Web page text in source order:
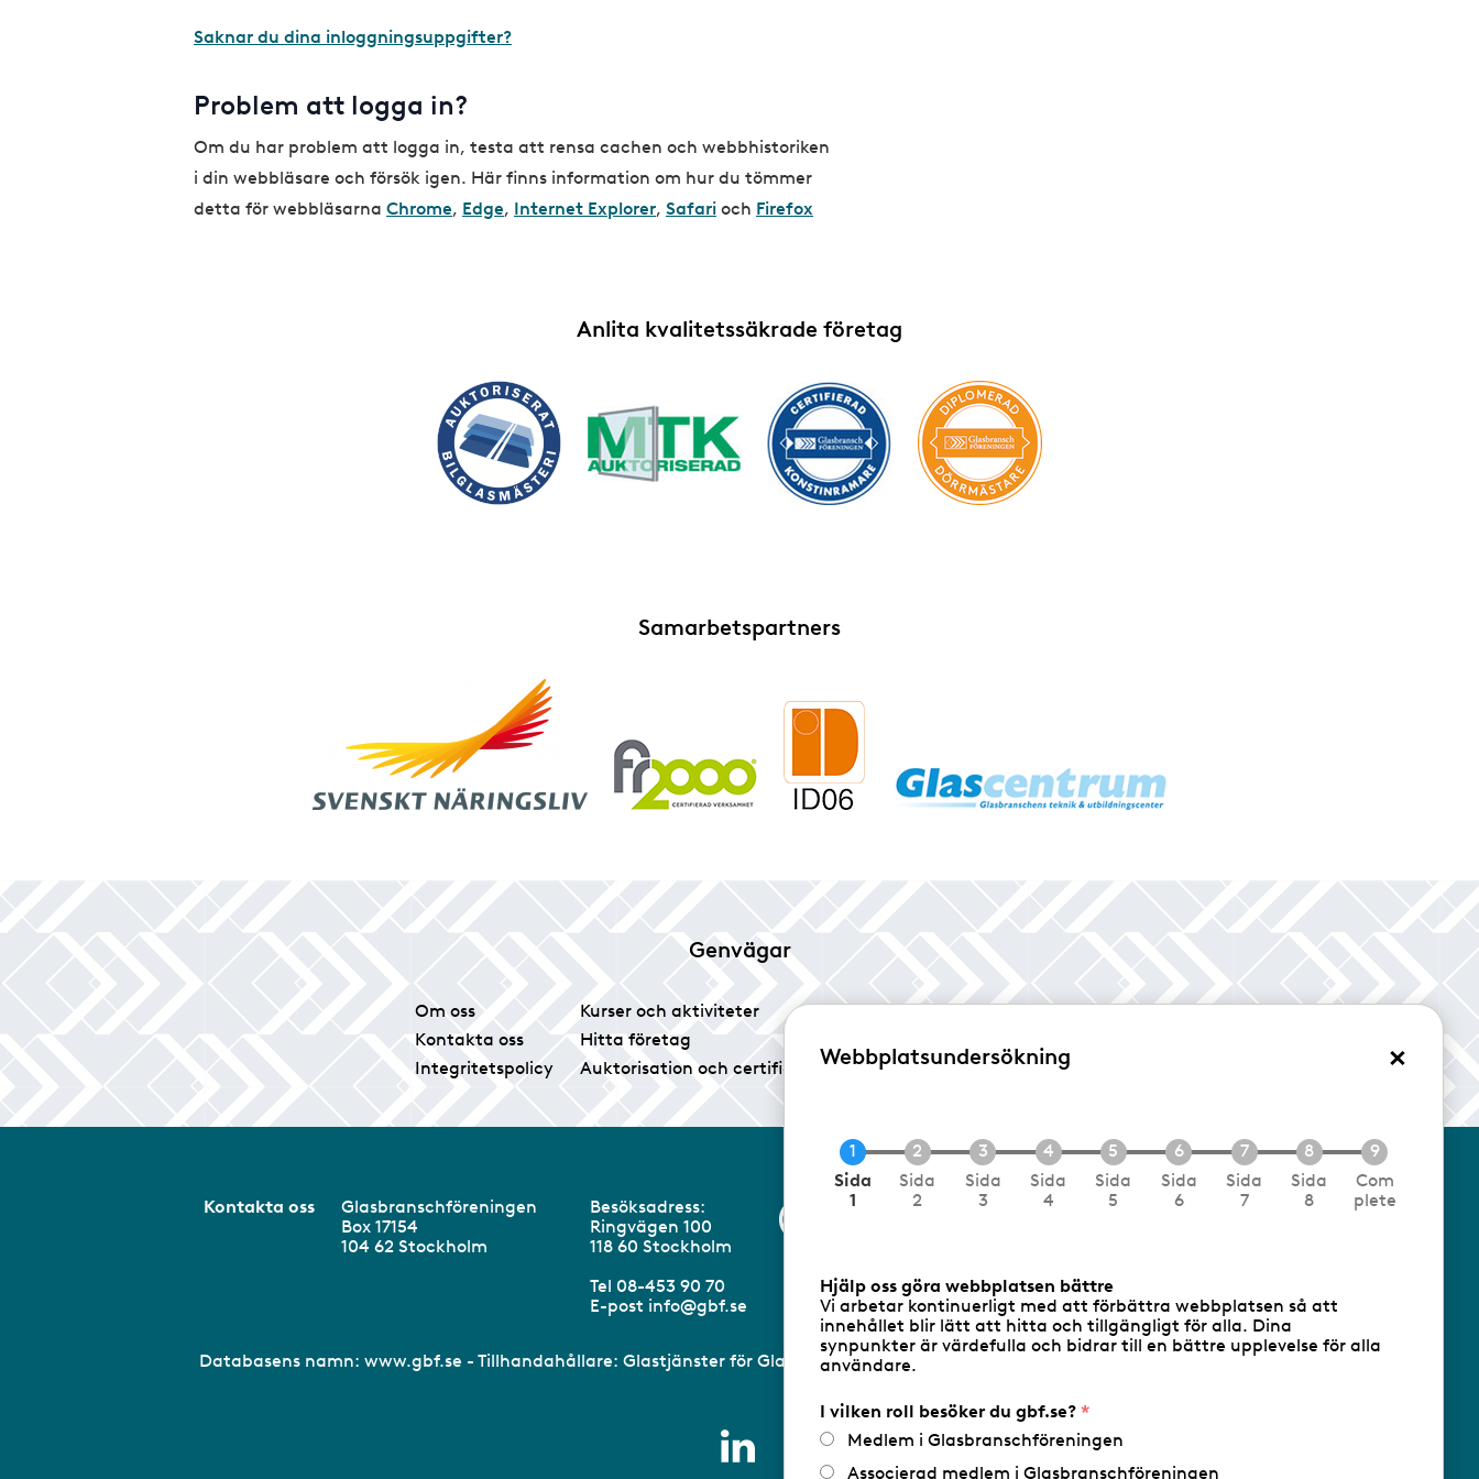
Saknar du dina inloggningsuppgifter?
Problem att logga in?
Om du har problem att logga in, testa att rensa cachen och webbhistoriken
i din webbläsare och försök igen. Här finns information om hur du tömmer
detta för webbläsarna Chrome, Edge, Internet Explorer, Safari och Firefox
Anlita kvalitetssäkrade företag
Samarbetspartners
Genvägar
Om oss
Kontakta oss
Integritetspolicy
Kurser och aktiviteter
Hitta företag
Auktorisation och certifiering
Tidningen Glas
Medlemsservice/Logga in
Kontakta oss
Glasbranschföreningen
Box 17154
104 62 Stockholm
Besöksadress:
Ringvägen 100
118 60 Stockholm
Tel 08-453 90 70
E-post info@gbf.se
Databasens namn: www.gbf.se - Tillhandahållare: Glastjänster för Glasbranschföreningen AB - Ansvarig utgivare: Sofia Wahlgren
Webbplatsundersökning ×
C
n
t
Sida
1
Sida
2
Sida
3
Sida
4
Sida
5
Sida
6
Sida
7
Sida
8
Com
plete
Hjälp oss göra webbplatsen bättre
Vi arbetar kontinuerligt med att förbättra webbplatsen så att
innehållet blir lätt att hitta och tillgängligt för alla. Dina
synpunkter är värdefulla och bidrar till en bättre upplevelse för alla
användare.
I vilken roll besöker du gbf.se?
Medlem i Glasbranschföreningen
Associerad medlem i Glasbranschföreningen